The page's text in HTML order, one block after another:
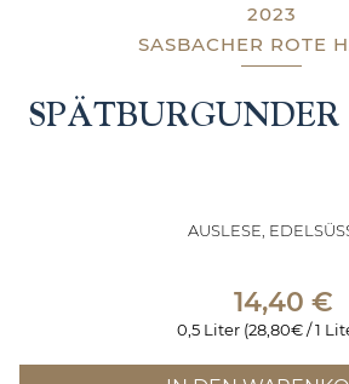
2023
SASBACHER ROTE
AUSLESE,
14,40 €
0,5 Liter (28,80€ / 1